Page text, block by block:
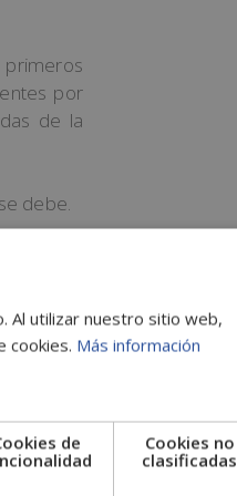
por
de la
debe.
y de
año, sin
Al utilizar nuestro sitio web,
cookies. Más información
de
Cookies no
clasificadas